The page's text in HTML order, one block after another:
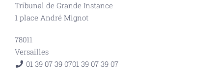
Tribunal de Grande Instance
1 place André Mignot
78011
Versailles
01 39 07 39 0701 39 07 39 07